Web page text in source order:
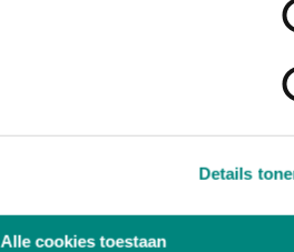
Details
Alle cookies toestaan